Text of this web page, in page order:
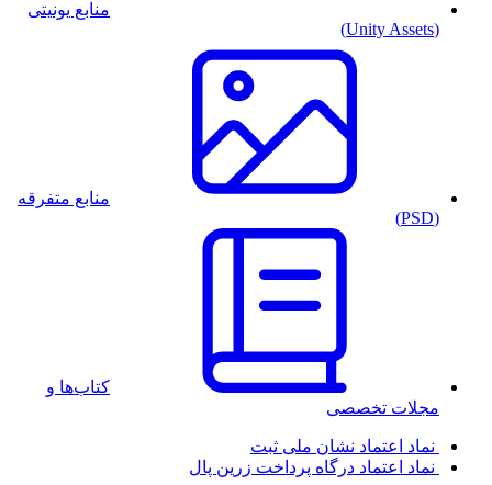
منابع یونیتی
(Unity Assets)
منابع متفرقه
(PSD)
کتاب‌ها و
مجلات تخصصی
نماد اعتماد نشان ملی ثبت
نماد اعتماد درگاه پرداخت زرین پال